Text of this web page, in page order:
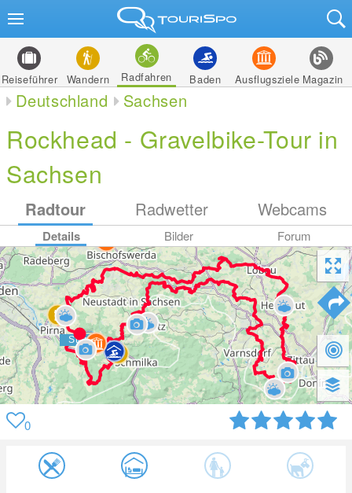
Reiseführer Wandern Radfahren Baden Ausflugsziele Magazin
Deutschland Sachsen
Rockhead - Gravelbike-Tour in
Sachsen
Radtour Radwetter Webcams
Details Bilder Forum
0